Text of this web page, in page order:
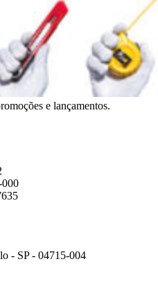
e lançamentos.
000
- SP - 04715-004